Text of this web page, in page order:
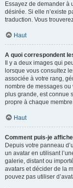
Essayez de demander à
désirée. Si elle n’existe
traduction. Vous
Haut
A quoi correspondent
Il y a deux images qui
lorsque vous consultez
associée à votre rang,
nombre de messages ou
plus grande, est connue
propre à chaque
Haut
Comment puis-je
Depuis votre panneau
un avatar en utilisant
galerie, distant ou
avatars et décider de la
pouvez pas utiliser